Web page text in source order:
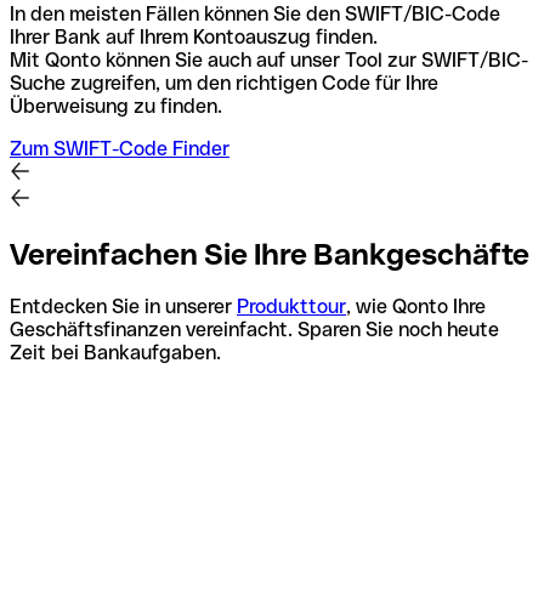
In den meisten Fällen können Sie den SWIFT/BIC-Code
Ihrer Bank auf Ihrem Kontoauszug finden.
Mit Qonto können Sie auch auf unser Tool zur SWIFT/BIC-
Suche zugreifen, um den richtigen Code für Ihre
Überweisung zu finden.
Zum SWIFT-Code Finder
Vereinfachen Sie Ihre Bankgeschäfte
Entdecken Sie in unserer Produkttour, wie Qonto Ihre
Geschäftsfinanzen vereinfacht. Sparen Sie noch heute
Zeit bei Bankaufgaben.